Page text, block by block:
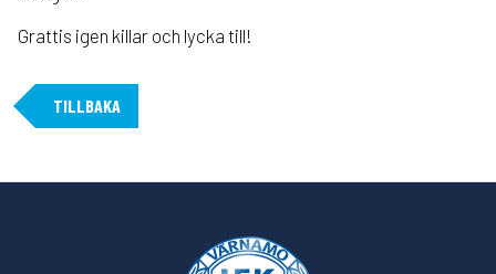
Grattis igen killar och lycka till!
TILLBAKA